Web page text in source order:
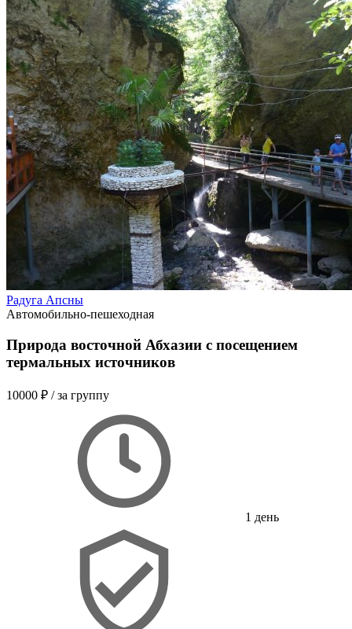
Радуга Апсны
Автомобильно-пешеходная
Природа восточной Абхазии с посещением
термальных источников
10000 ₽ / за группу
1 день